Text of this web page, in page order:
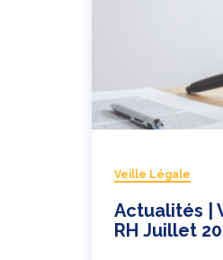
Veille Légale
Actualités |
RH Juillet